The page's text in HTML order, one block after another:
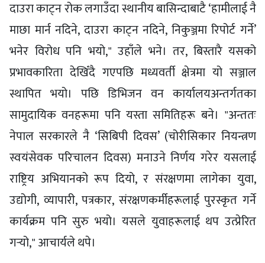
दाउरा काट्न रोक लगाउँदा स्थानीय बासिन्दाबाटै ‘हामीलाई नै
माछा मार्न नदिने, दाउरा काट्न नदिने, निकुञ्जमा रिपोर्ट गर्ने’
भनेर विरोध पनि भयो," उहाँले भने। तर, बिस्तारै यसको
प्रभावकारिता देखिँदै गएपछि मध्यवर्ती क्षेत्रमा यो सञ्जाल
स्थापित भयो। पछि डिभिजन वन कार्यालयअन्तर्गतका
सामुदायिक वनहरूमा पनि यस्ता समितिहरू बने। "अन्ततः
नेपाल सरकारले नै ‘सिबिपी दिवस’ (चोरीसिकार नियन्त्रण
स्वयंसेवक परिचालन दिवस) मनाउने निर्णय गरेर यसलाई
राष्ट्रिय अभियानको रूप दियो, र संरक्षणमा लागेका युवा,
उद्योगी, व्यापारी, पत्रकार, संरक्षणकर्मीहरूलाई पुरस्कृत गर्ने
कार्यक्रम पनि सुरु भयो। यसले युवाहरूलाई थप उत्प्रेरित
गर्‍यो," आचार्यले थपे।